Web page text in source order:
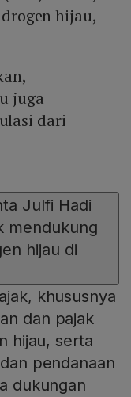
hijau,
juga
dari
Julfi Hadi
mendukung
hijau di
khususnya
dan pajak
hijau, serta
pendanaan
dukungan